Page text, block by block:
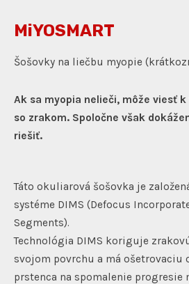
MiYOSMART
Šošovky na liečbu myopie
Ak sa myopia nelieči, môže viesť
so zrakom. Spoločne však
riešiť.
Táto okuliarová šošovka je
systéme DIMS (Defocus
Segments).
Technológia DIMS koriguje
svojom povrchu a má ošetrovaciu
prstenca na spomalenie progresie